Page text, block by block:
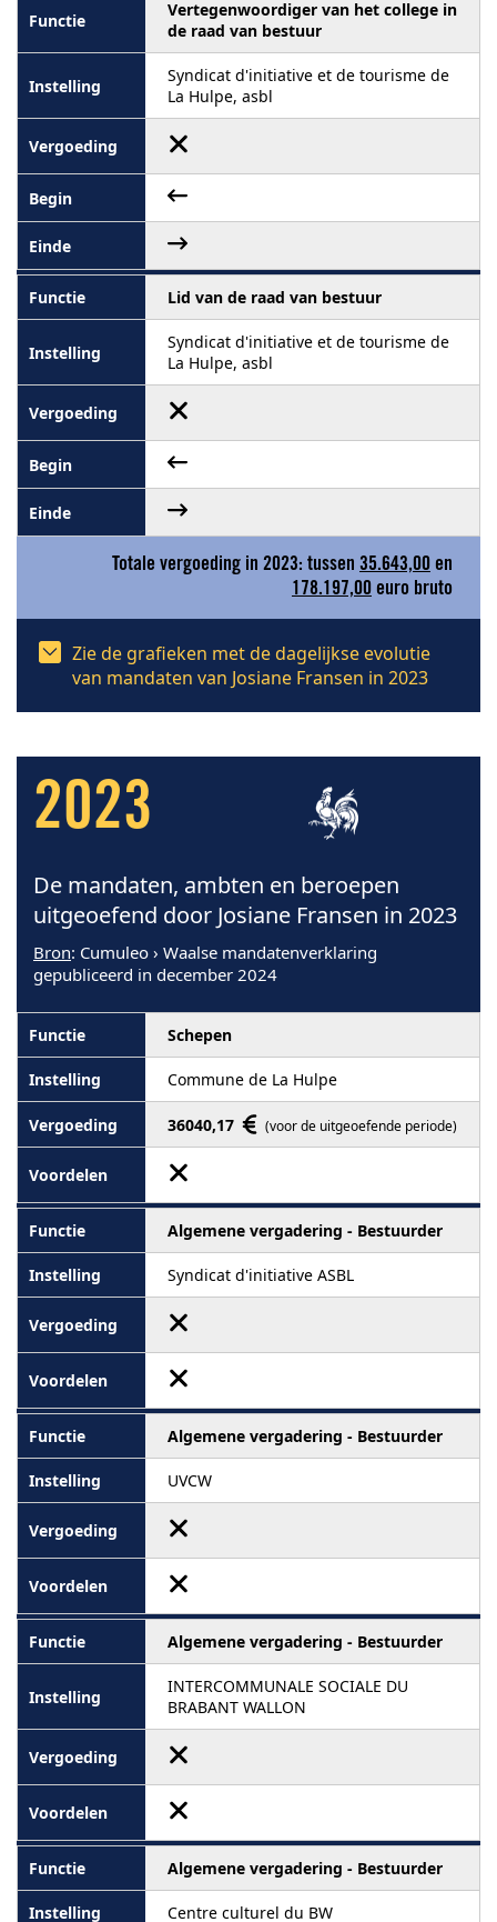
Vertegenwoordiger van het college in
de raad van bestuur
Syndicat d'initiative et de tourisme de
La Hulpe, asbl
Lid van de raad van bestuur
Syndicat d'initiative et de tourisme de
La Hulpe, asbl
Totale vergoeding in 2023: tussen 35.643,00 en
178.197,00 euro bruto
Zie de grafieken met de dagelijkse evolutie
van mandaten van Josiane Fransen in 2023
2023
De mandaten, ambten en beroepen
uitgeoefend door Josiane Fransen in 2023
Bron: Cumuleo › Waalse mandatenverklaring
gepubliceerd in december 2024
Schepen
Commune de La Hulpe
36040,17 (voor de uitgeoefende periode)
Algemene vergadering - Bestuurder
Syndicat d'initiative ASBL
Algemene vergadering - Bestuurder
UVCW
Algemene vergadering - Bestuurder
INTERCOMMUNALE SOCIALE DU
BRABANT WALLON
Algemene vergadering - Bestuurder
Centre culturel du BW